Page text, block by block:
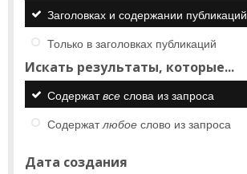
Заголовках и содержании публикаций
Только в заголовках публикаций
Искать результаты, которые...
Содержатвсе слова из запроса
Содержатлюбое слово из запроса
Дата создания